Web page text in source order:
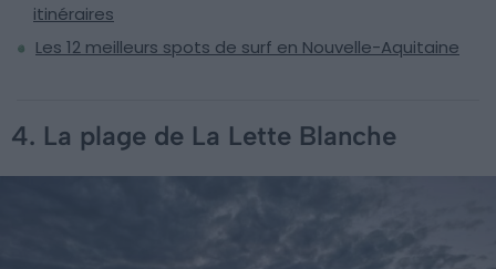
itinéraires
Les 12 meilleurs spots de surf en Nouvelle-Aquitaine
4. La plage de La Lette Blanche